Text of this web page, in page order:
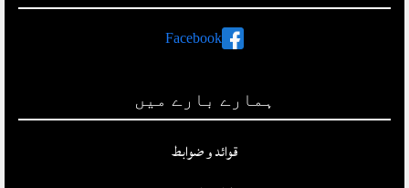
Facebook
ہمارے بارے میں
قوائد و ضوابط